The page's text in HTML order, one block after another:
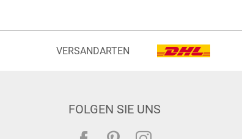
VERSANDARTEN
FOLGEN SIE UNS